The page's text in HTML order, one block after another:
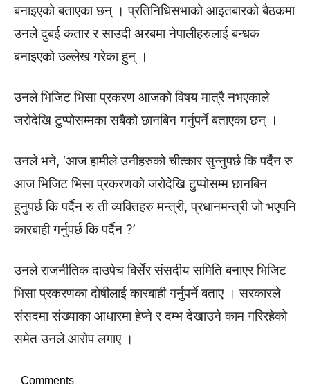
बनाइएको बताएका छन् । प्रतिनिधिसभाको आइतबारको बैठकमा
उनले दुबई कतार र साउदी अरबमा नेपालीहरुलाई बन्धक
बनाइएको उल्लेख गरेका हुन् ।
उनले भिजिट भिसा प्रकरण आजको विषय मात्रै नभएकाले
जरोदेखि टुप्पोसम्मका सबैको छानबिन गर्नुपर्ने बताएका छन् ।
उनले भने, ‘आज हामीले उनीहरुको चीत्कार सुन्नुपर्छ कि पर्दैन रु
आज भिजिट भिसा प्रकरणको जरोदेखि टुप्पोसम्म छानबिन
हुनुपर्छ कि पर्दैन रु ती व्यक्तिहरु मन्त्री, प्रधानमन्त्री जो भएपनि
कारबाही गर्नुपर्छ कि पर्दैन ?’
उनले राजनीतिक दाउपेच बिर्सेर संसदीय समिति बनाएर भिजिट
भिसा प्रकरणका दोषीलाई कारबाही गर्नुपर्ने बताए । सरकारले
संसदमा संख्याका आधारमा हेप्ने र दम्भ देखाउने काम गरिरहेको
समेत उनले आरोप लगाए ।
Comments